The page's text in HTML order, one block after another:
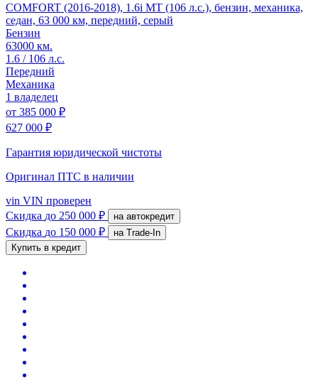
COMFORT (2016-2018), 1.6i MT (106 л.с.), бензин, механика,
седан, 63 000 км, передний, серый
Бензин
63000 км.
1.6 / 106 л.с.
Передний
Механика
1 владелец
от 385 000 ₽
627 000 ₽
Гарантия юридической чистоты
Оригинал ПТС в наличии
vin VIN проверен
Скидка до 250 000 ₽ на автокредит
Скидка до 150 000 ₽
на Trade-In
Купить в кредит